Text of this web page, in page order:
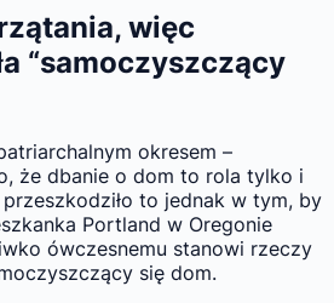
więc
“samoczyszczący
okresem –
że dbanie o dom to rola tylko i
to jednak w tym, by
Portland w Oregonie
ówczesnemu stanowi rzeczy
się dom.